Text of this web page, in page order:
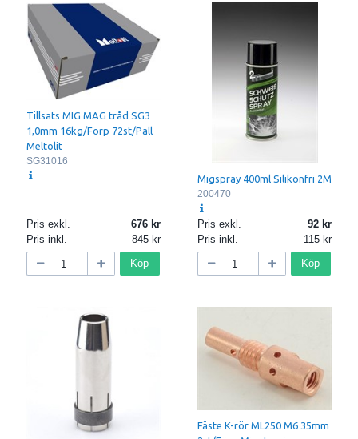
Tillsats MIG MAG tråd SG3
1,0mm 16kg/Förp 72st/Pall
Meltolit
SG31016
Pris exkl.
676
Pris inkl.
845
Köp
Migspray 400ml Silikonfri 2M
200470
Pris exkl.
92
Pris inkl.
115
Köp
Fäste K-rör ML250 M6 35mm